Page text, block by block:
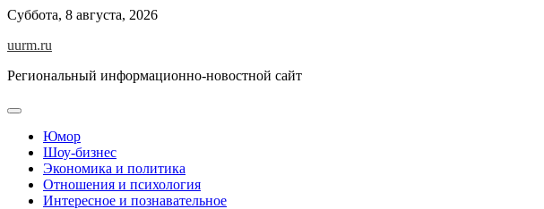
Skip
content
Суббота, 8 августа, 2026
uurm.ru
Региональный информационно-новостной сайт
Юмор
Шоу-бизнес
Экономика и политика
Отношения и психология
Интересное и познавательное